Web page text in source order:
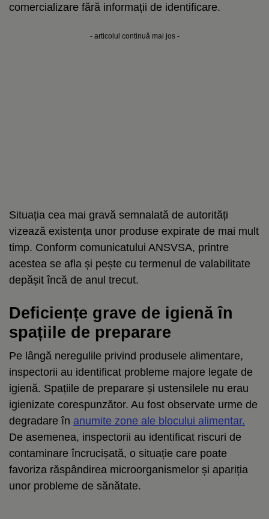
comercializare fără informații de identificare.
- articolul continuă mai jos -
Situația cea mai gravă semnalată de autorități
vizează existența unor produse expirate de mai mult
timp. Conform comunicatului ANSVSA, printre
acestea se afla și pește cu termenul de valabilitate
depășit încă de anul trecut.
Deficiențe grave de igienă în
spațiile de preparare
Pe lângă neregulile privind produsele alimentare,
inspectorii au identificat probleme majore legate de
igienă. Spațiile de preparare și ustensilele nu erau
igienizate corespunzător. Au fost observate urme de
degradare în anumite zone ale blocului alimentar.
De asemenea, inspectorii au identificat riscuri de
contaminare încrucișată, o situație care poate
favoriza răspândirea microorganismelor și apariția
unor probleme de sănătate.